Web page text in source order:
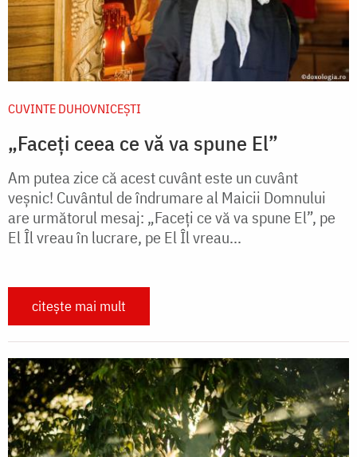
CUVINTE DUHOVNICEȘTI
„Faceți ceea ce vă va spune El”
Am putea zice că acest cuvânt este un cuvânt
veşnic! Cuvântul de îndrumare al Maicii Domnului
are următorul mesaj: „Faceţi ce vă va spune El”, pe
El Îl vreau în lucrare, pe El Îl vreau...
citește mai mult